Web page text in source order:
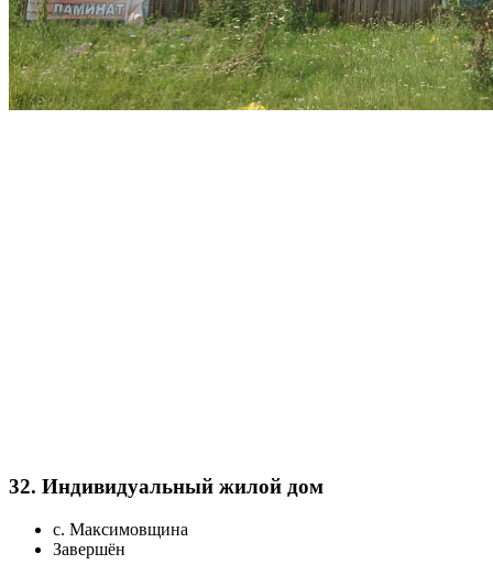
32. Индивидуальный жилой дом
с. Максимовщина
Завершён